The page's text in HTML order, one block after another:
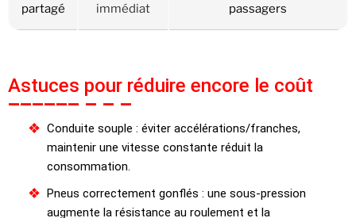
partagé
immédiat
passagers
Astuces pour réduire encore le coût
Conduite souple : éviter accélérations/franches,
maintenir une vitesse constante réduit la
consommation.
Pneus correctement gonflés : une sous-pression
augmente la résistance au roulement et la